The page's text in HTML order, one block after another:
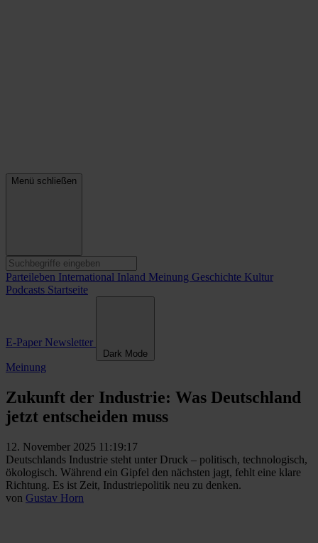
Menü schließen
Parteileben International Inland Meinung Geschichte Kultur
Podcasts Startseite
E-Paper Newsletter
Dark Mode
Meinung
Zukunft der Industrie: Was Deutschland
jetzt entscheiden muss
12. November 2025 11:19:17
Deutschlands Industrie steht unter Druck – politisch, technologisch,
ökologisch. Während ein Gipfel den nächsten jagt, fehlt eine klare
Richtung. Es ist Zeit, Industriepolitik neu zu denken.
von Gustav Horn